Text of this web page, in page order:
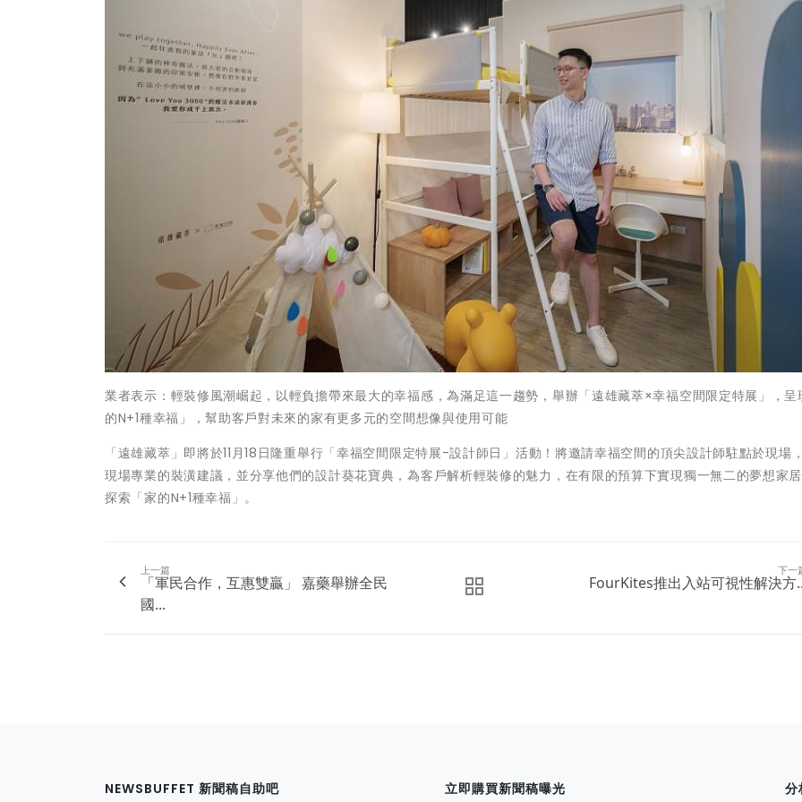
業者表示：輕裝修風潮崛起，以輕負擔帶來最大的幸福感，為滿足這一趨勢，舉辦「遠雄藏萃×幸福空間限定特展」，呈
的N+1種幸福」，幫助客戶對未來的家有更多元的空間想像與使用可能
「遠雄藏萃」即將於11月18日隆重舉行「幸福空間限定特展-設計師日」活動！將邀請幸福空間的頂尖設計師駐點於現場
現場專業的裝潢建議，並分享他們的設計葵花寶典，為客戶解析輕裝修的魅力，在有限的預算下實現獨一無二的夢想家
探索「家的N+1種幸福」。
上一篇
「軍民合作，互惠雙贏」 嘉藥舉辦全民
國...
下一
FourKites推出入站可視性解決方
NEWSBUFFET 新聞稿自助吧 立即購買新聞稿曝光 分